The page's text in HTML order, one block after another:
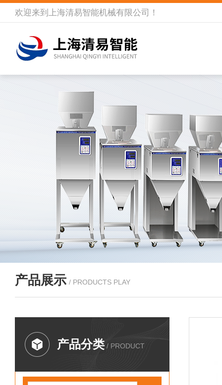
欢迎来到 上海清易智能机械有限公司 ！
产品展示 / PRODUCTS PLAY
产品分类 / PRODUCT